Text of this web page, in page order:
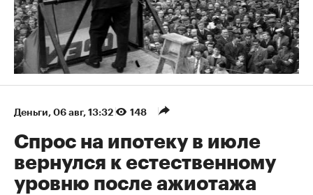
Деньги⁠, 06 авг, 13:32 148
Спрос на ипотеку в июле
вернулся к естественному
уровню после ажиотажа